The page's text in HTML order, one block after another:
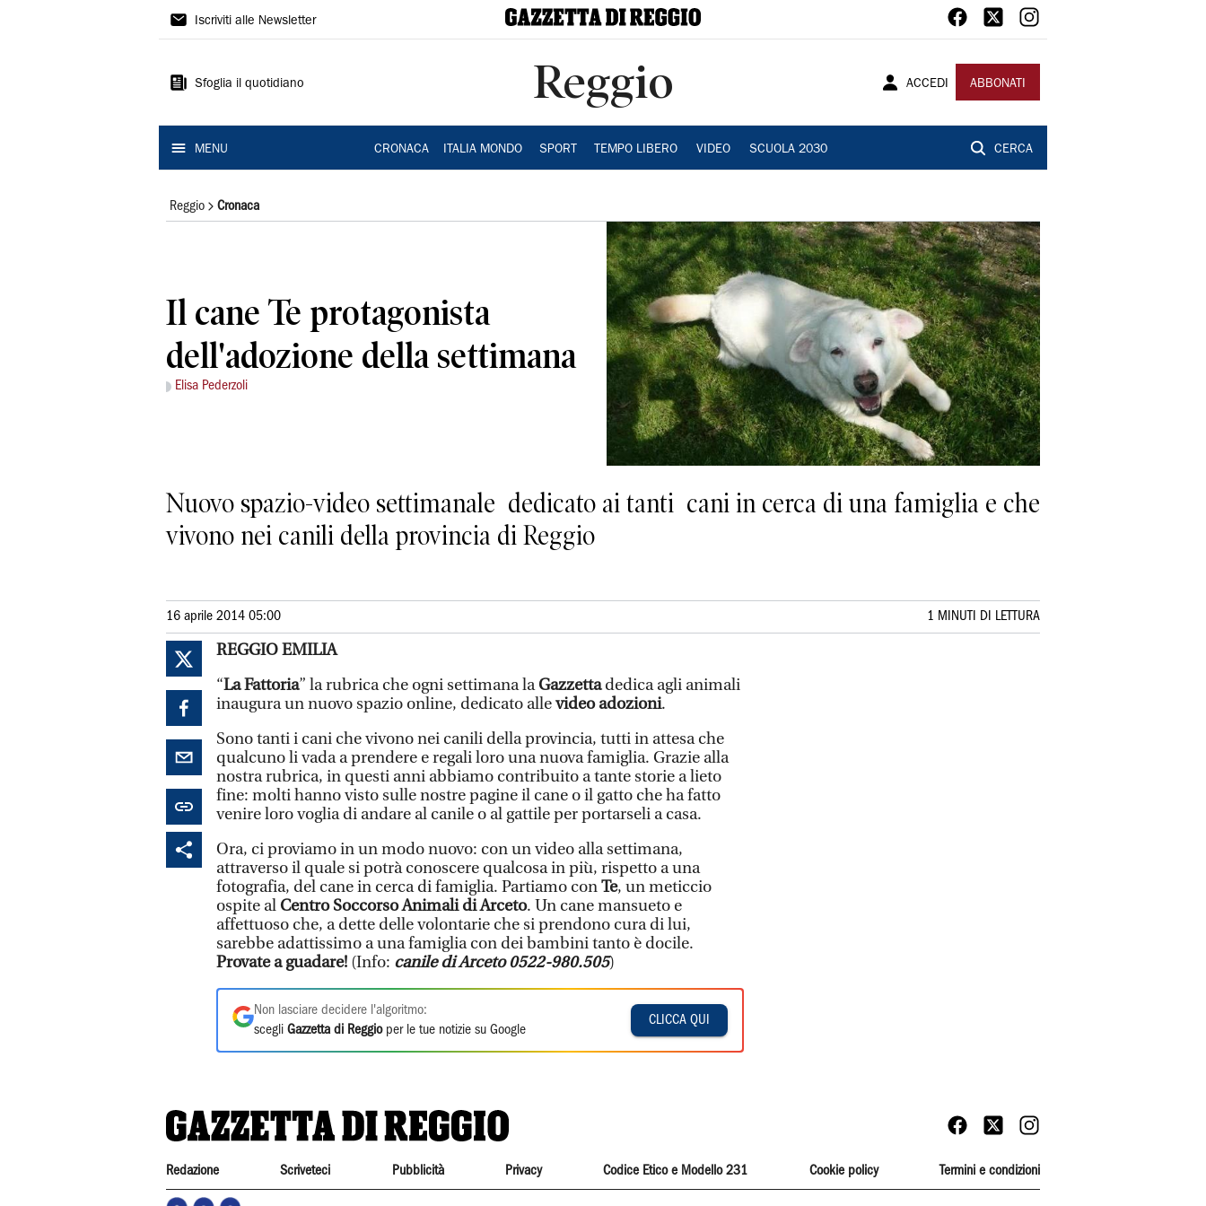
Gazzetta
Reggio
Iscriviti alle Newsletter
Sfoglia il quotidiano Reggio ACCEDI ABBONATI
MENU CRONACA ITALIA MONDO SPORT TEMPO LIBERO VIDEO SCUOLA 2030 CERCA
Reggio Cronaca
Il cane Te protagonista
dell'adozione della settimana
Elisa Pederzoli
Nuovo spazio-video settimanale dedicato ai tanti cani in cerca di una famiglia e che
vivono nei canili della provincia di Reggio
16 aprile 2014 05:00 1 MINUTI DI LETTURA
REGGIO EMILIA
“La Fattoria” la rubrica che ogni settimana laGazzettadedica agli animali
inaugura un nuovo spazio online, dedicato allevideo adozioni.
Sono tanti i cani che vivono nei canili della provincia, tutti in attesa che
qualcuno li vada a prendere e regali loro una nuova famiglia. Grazie alla
nostra rubrica, in questi anni abbiamo contribuito a tante storie a lieto
fine: molti hanno visto sulle nostre pagine il cane o il gatto che ha fatto
venire loro voglia di andare al canile o al gattile per portarseli a casa.
Ora, ci proviamo in un modo nuovo: con un video alla settimana,
attraverso il quale si potrà conoscere qualcosa in più, rispetto a una
fotografia, del cane in cerca di famiglia. Partiamo conTe, un meticcio
ospite al Centro Soccorso Animali di Arceto. Un cane mansueto e
affettuoso che, a dette delle volontarie che si prendono cura di lui,
sarebbe adattissimo a una famiglia con dei bambini tanto è docile.
Provate a guadare! (Info: canile di Arceto 0522-980.505)
Non lasciare decidere l'algoritmo:
scegli Gazzetta di Reggioper le tue notizie su Google
CLICCA QUI
Redazione Scriveteci Pubblicità Privacy Codice Etico e Modello 231 Cookie policy Termini e condizioni